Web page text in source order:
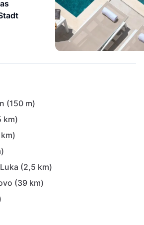
(150 m)
km)
(2,5 km)
(39 km)